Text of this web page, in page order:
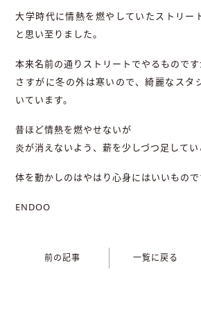
大学時代に情熱を燃やしていたストリー
と思い至りました。
本来名前の通りストリートでやるものです
さすがに冬の外は寒いので、綺麗なスタ
いています。
昔ほど情熱を燃やせないが
炎が消えないよう、薪を少しづつ足してい
体を動かしのはやはり心身にはいいもので
ENDOO
前の記事 一覧に戻る